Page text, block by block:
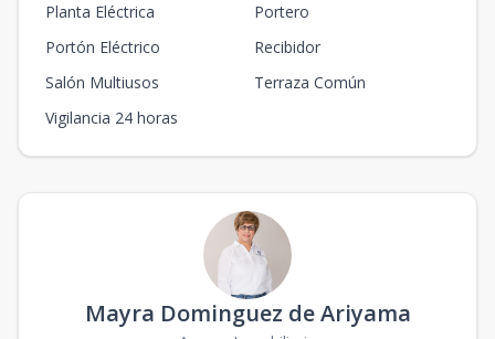
Planta Eléctrica
Portero
Portón Eléctrico
Recibidor
Salón Multiusos
Terraza Común
Vigilancia 24 horas
Mayra Dominguez de Ariyama